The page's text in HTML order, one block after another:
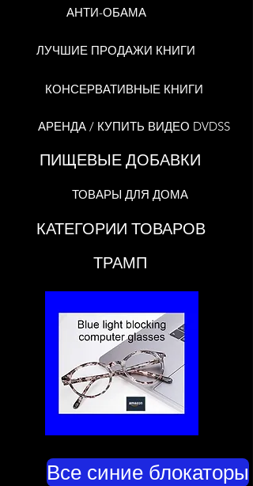
АНТИ-ОБАМА
ЛУЧШИЕ ПРОДАЖИ КНИГИ
КОНСЕРВАТИВНЫЕ КНИГИ
АРЕНДА / КУПИТЬ ВИДЕО DVDSS
ПИЩЕВЫЕ ДОБАВКИ
ТОВАРЫ ДЛЯ ДОМА
КАТЕГОРИИ ТОВАРОВ
ТРАМП
Все синие блокаторы